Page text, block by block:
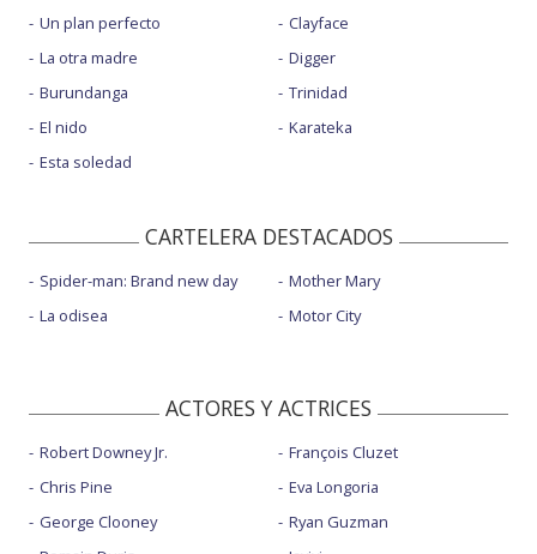
Un plan perfecto
La otra madre
Burundanga
El nido
Esta soledad
Clayface
Digger
Trinidad
Karateka
CARTELERA DESTACADOS
Spider-man: Brand new day
La odisea
Mother Mary
Motor City
ACTORES Y ACTRICES
Robert Downey Jr.
Chris Pine
George Clooney
François Cluzet
Eva Longoria
Ryan Guzman